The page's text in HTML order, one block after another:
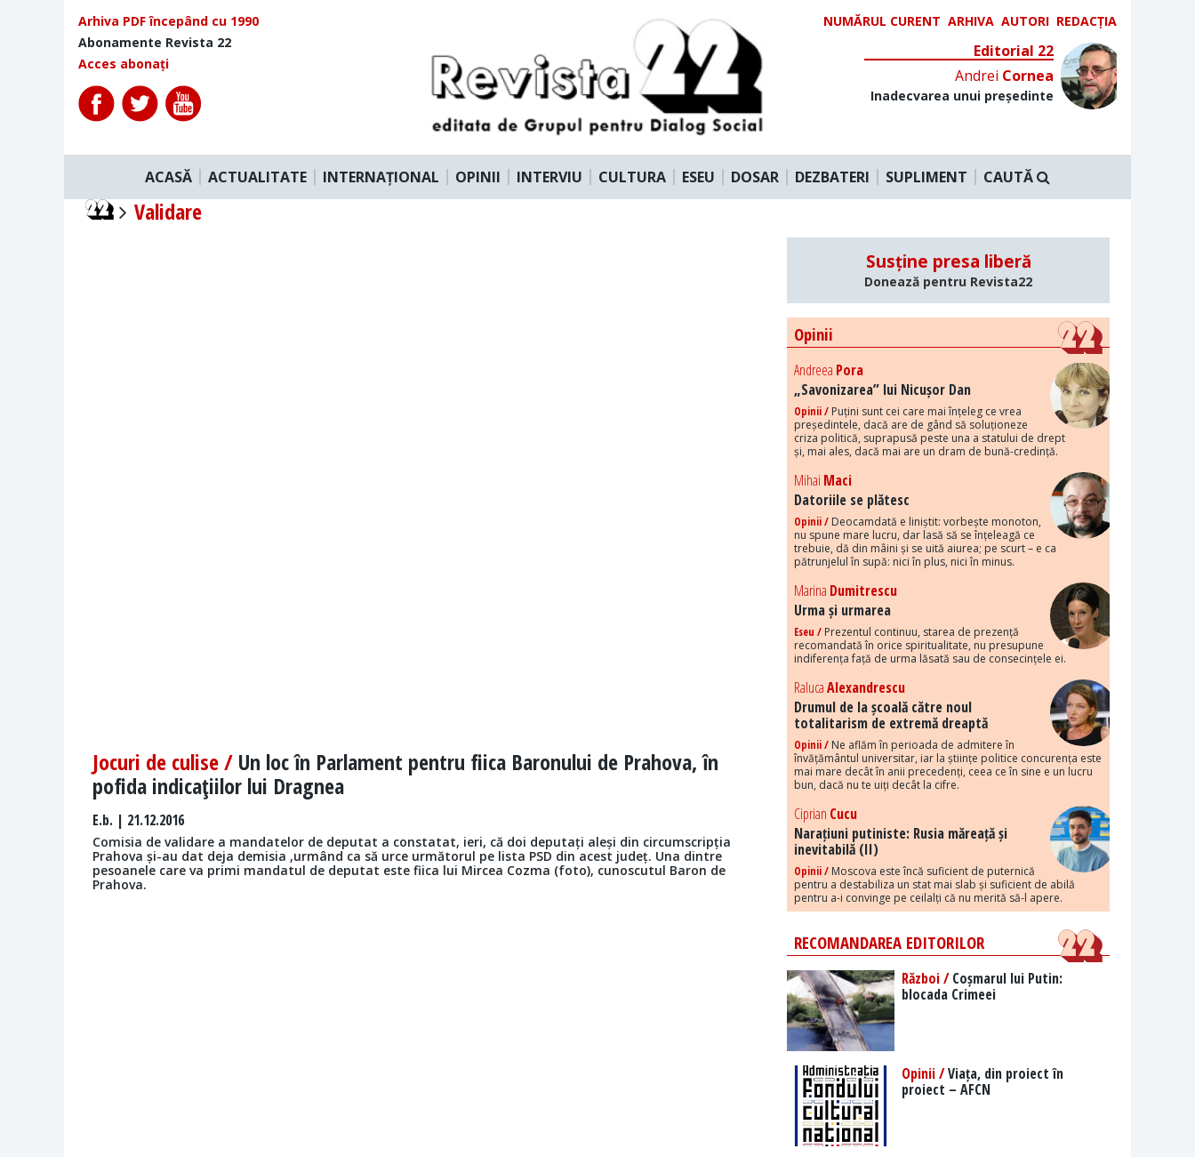
Arhiva PDF începând cu 1990
Abonamente Revista 22
Acces abonați
NUMĂRUL CURENT ARHIVA AUTORI REDACȚIA
Editorial 22
Andrei Cornea
Inadecvarea unui președinte
ACASĂ ACTUALITATE INTERNAȚIONAL OPINII INTERVIU CULTURA ESEU DOSAR DEZBATERI SUPLIMENT CAUTĂ
Validare
Jocuri de culise / Un loc în Parlament pentru fiica Baronului de Prahova, în
pofida indicaţiilor lui Dragnea
E.b. | 21.12.2016
Comisia de validare a mandatelor de deputat a constatat, ieri, că doi deputați aleși din circumscripția
Prahova și-au dat deja demisia ,urmând ca să urce următorul pe lista PSD din acest județ. Una dintre
pesoanele care va primi mandatul de deputat este fiica lui Mircea Cozma (foto), cunoscutul Baron de
Prahova.
Susține presa liberă
Donează pentru Revista22
Opinii
Andreea Pora
„Savonizarea” lui Nicușor Dan
Opinii / Puțini sunt cei care mai înțeleg ce vrea
președintele, dacă are de gând să soluționeze
criza politică, suprapusă peste una a statului de drept
și, mai ales, dacă mai are un dram de bună-credință.
Mihai Maci
Datoriile se plătesc
Opinii / Deocamdată e liniștit: vorbește monoton,
nu spune mare lucru, dar lasă să se înțeleagă ce
trebuie, dă din mâini și se uită aiurea; pe scurt – e ca
pătrunjelul în supă: nici în plus, nici în minus.
Marina Dumitrescu
Urma și urmarea
Eseu / Prezentul continuu, starea de prezență
recomandată în orice spiritualitate, nu presupune
indiferența față de urma lăsată sau de consecințele ei.
RalucaAlexandrescu
Drumul de la școală către noul
totalitarism de extremă dreaptă
Opinii / Ne aflăm în perioada de admitere în
învățământul universitar, iar la științe politice concurența este
mai mare decât în anii precedenți, ceea ce în sine e un lucru
bun, dacă nu te uiți decât la cifre.
Ciprian Cucu
Narațiuni putiniste: Rusia măreață și
inevitabilă (II)
Opinii / Moscova este încă suficient de puternică
pentru a destabiliza un stat mai slab și suficient de abilă
pentru a-i convinge pe ceilalți că nu merită să-l apere.
RECOMANDAREA EDITORILOR
Război /Coșmarul lui Putin:
blocada Crimeei
Opinii /Viața, din proiect în
proiect – AFCN